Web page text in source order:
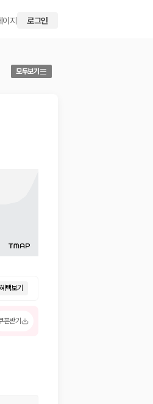
과 예산에 맞는 차량을 선택할 수 있도
이지 로그인
모두보기
요
혜택보기
폰받기